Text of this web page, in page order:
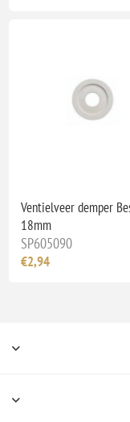
Ventielveer demper
18mm
SP605090
€2,94